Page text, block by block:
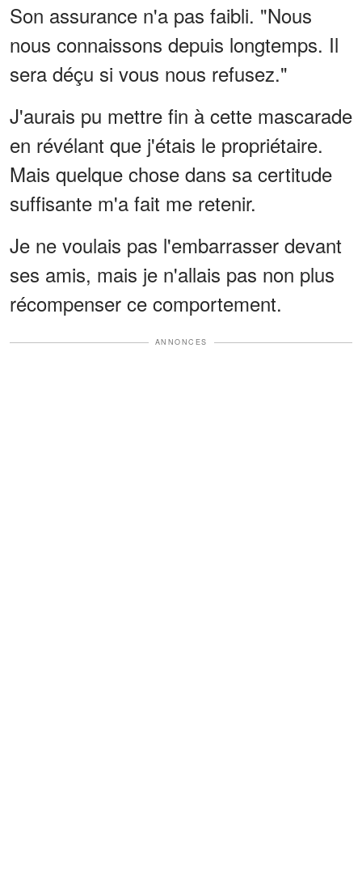
Son assurance n'a pas faibli. "Nous
nous connaissons depuis longtemps. Il
sera déçu si vous nous refusez."
J'aurais pu mettre fin à cette mascarade
en révélant que j'étais le propriétaire.
Mais quelque chose dans sa certitude
suffisante m'a fait me retenir.
Je ne voulais pas l'embarrasser devant
ses amis, mais je n'allais pas non plus
récompenser ce comportement.
ANNONCES